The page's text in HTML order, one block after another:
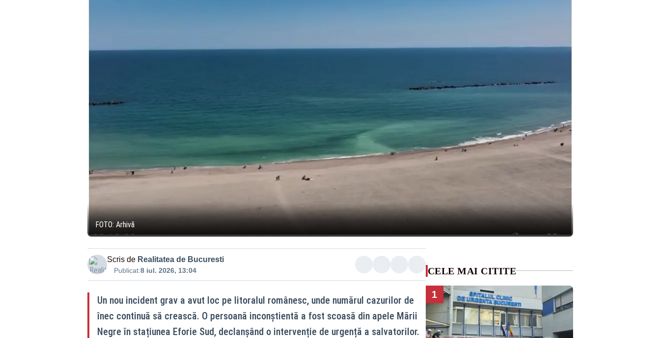
FOTO: Arhivă
Scris de Realitatea de Bucuresti
Publicat:8 iul. 2026, 13:04
Un nou incident grav a avut loc pe litoralul românesc, unde numărul cazurilor de
înec continuă să crească. O persoană inconștientă a fost scoasă din apele Mării
Negre în stațiunea Eforie Sud, declanșând o intervenție de urgență a salvatorilor.
CELE MAI CITITE
1